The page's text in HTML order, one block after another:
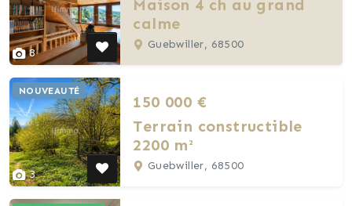
8
Maison 4 ch au grand
calme
Guebwiller, 68500
3
NOUVEAUTÉ
150 000 €
Terrain constructible
2200 m²
Guebwiller, 68500